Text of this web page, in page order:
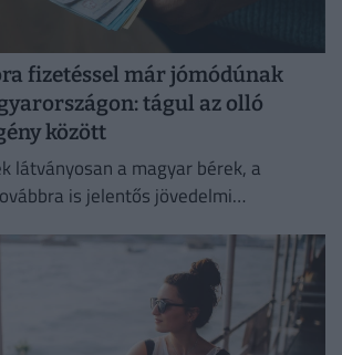
fizetéssel már jómódúnak
tágul az olló
között
látványosan a magyar bérek, a
is jelentős jövedelmi